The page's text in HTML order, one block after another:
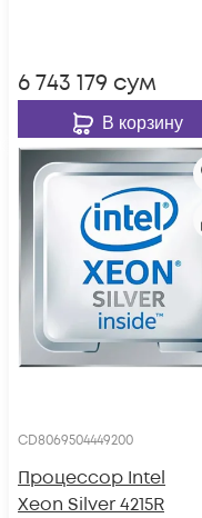
6 743 179 сум
В корзину
CD8069504449200
Процессор Intel
Xeon Silver 4215R